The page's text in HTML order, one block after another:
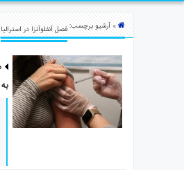
و
» آرشیو برچسب:فصل آنفلوآنزا در استرالیا
به ۳۰۰ نفر رسید